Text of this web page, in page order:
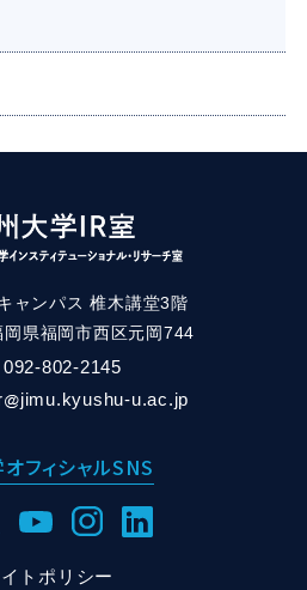
ャンパス 椎木講堂3階
県福岡市西区元岡744
092-802-2145
jimu.kyushu-u.ac.jp
フィシャルSNS
トポリシー